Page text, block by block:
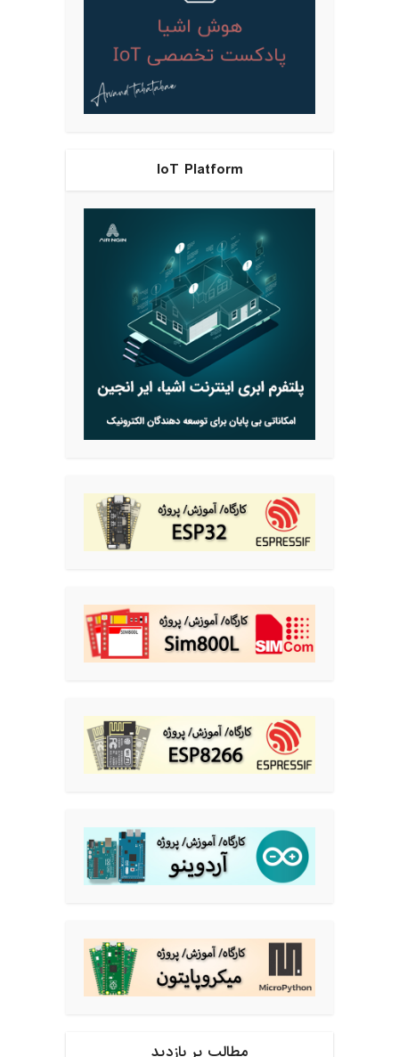
IoT Platform
مطالب پر بازدید